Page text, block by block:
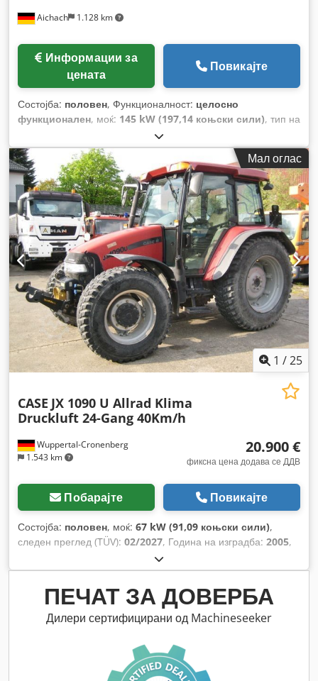
Aichach 1.128 km
цената
Повикајте
Состојба: половен, Функционалност: целосно
функционален, моќ: 145 kW (197,14 коњски сили), тип на
, работна тежина:
Година на изградба:2000, работни часови:8.000 h,
Опрема:кабина, клима уред, централизирана система
за подмачкување,
Мал оглас
1 /25
Wuppertal-Cronenberg
1.543 km
CASE JX 1090 U Allrad Klima
Druckluft 24-Gang 40Km/h
20.900 €
фиксна цена додава се ДДВ
Побарајте Повикајте
Состојба: половен, моќ: 67 kW (91,09 коњски сили),
следен преглед (TÜV): 02/2027, Година на изградба: 2005,
, Опрема:
погон на сите тркала,
ПЕЧАТ ЗА ДОВЕРБА
Дилери сертифицирани од Machineseeker